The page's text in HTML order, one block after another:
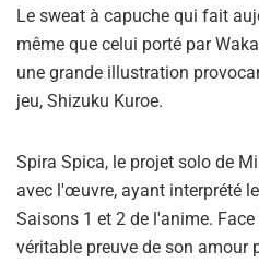
Le sweat à capuche qui fait
même que celui porté par
une grande illustration
jeu, Shizuku Kuroe.
Spira Spica, le projet solo de
avec l'œuvre, ayant interprété
Saisons 1 et 2 de l'anime.
véritable preuve de son amour